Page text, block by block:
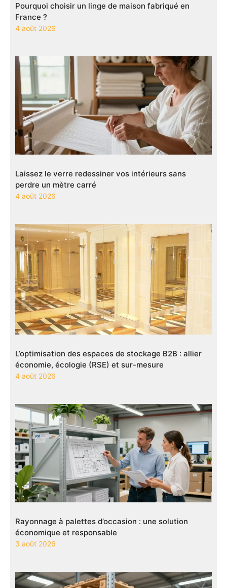
Pourquoi choisir un linge de maison fabriqué en
France ?
4 août 2026
Laissez le verre redessiner vos intérieurs sans
perdre un mètre carré
4 août 2026
L’optimisation des espaces de stockage B2B : allier
économie, écologie (RSE) et sur-mesure
4 août 2026
Rayonnage à palettes d’occasion : une solution
économique et responsable
3 août 2026